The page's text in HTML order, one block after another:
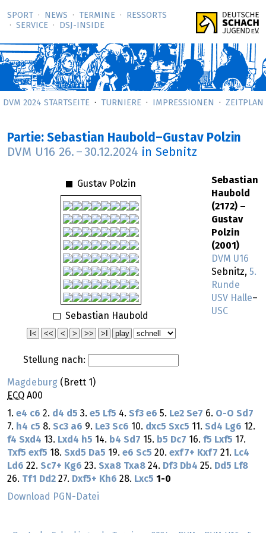
SPORT NEWS TERMINE
RESSORTS
SERVICE
DSJ-­INSIDE
DVM 2024 STARTSEITE TURNIERE IMPRESSIONEN ZEITPLAN
Partie: Sebastian Haubold–Gustav Polzin
DVM U16 26. – 30.12.2024 in Sebnitz
Gustav Polzin
Sebastian Haubold
Stellung nach:
Sebastian
Haubold
(2172) –
Gustav
Polzin
(2001)
DVM U16
Sebnitz, 5.
Runde
USV Halle–
USC
Magdeburg (Brett 1)
ECO A00
1. e4 c6 2. d4 d5 3. e5 Lf5 4. Sf3 e6 5. Le2 Se7 6. O-O Sd7
7. h4 c5 8. Sc3 a6 9. Le3 Sc6 10. dxc5 Sxc5 11. Sd4 Lg6 12.
f4 Sxd4 13. Lxd4 h5 14. b4 Sd7 15. b5 Dc7 16. f5 Lxf5 17.
Txf5 exf5 18. Sxd5 Da5 19. e6 Sc5 20. exf7+ Kxf7 21. Lc4
Ld6 22. Sc7+ Kg6 23. Sxa8 Txa8 24. Df3 Db4 25. Dd5 Lf8
26. Tf1 Dd2 27. Dxf5+ Kh6 28. Lxc5 1-0
Download PGN-Datei